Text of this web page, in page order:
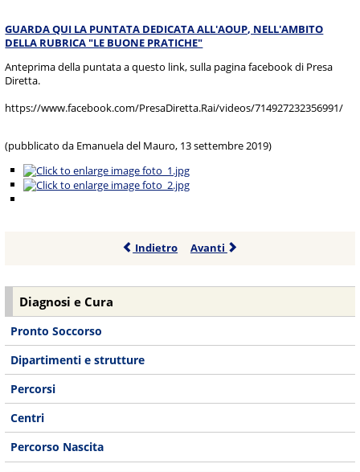
GUARDA QUI LA PUNTATA DEDICATA ALL'AOUP, NELL'AMBITO
DELLA RUBRICA "LE BUONE PRATICHE"
Anteprima della puntata a questo link, sulla pagina facebook di Presa
Diretta.
https://www.facebook.com/PresaDiretta.Rai/videos/714927232356991/
(pubblicato da Emanuela del Mauro, 13 settembre 2019)
Indietro Avanti
Diagnosi e Cura
Pronto Soccorso
Dipartimenti e strutture
Percorsi
Centri
Percorso Nascita